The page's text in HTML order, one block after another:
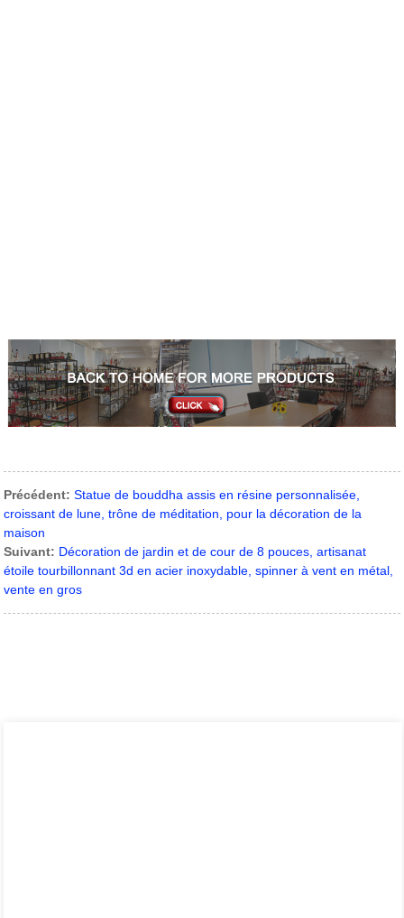
Précédent: Statue de bouddha assis en résine personnalisée,
croissant de lune, trône de méditation, pour la décoration de la
maison
Suivant: Décoration de jardin et de cour de 8 pouces, artisanat
étoile tourbillonnant 3d en acier inoxydable, spinner à vent en métal,
vente en gros